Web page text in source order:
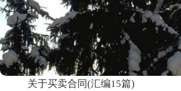
关于买卖合同(汇编15篇)